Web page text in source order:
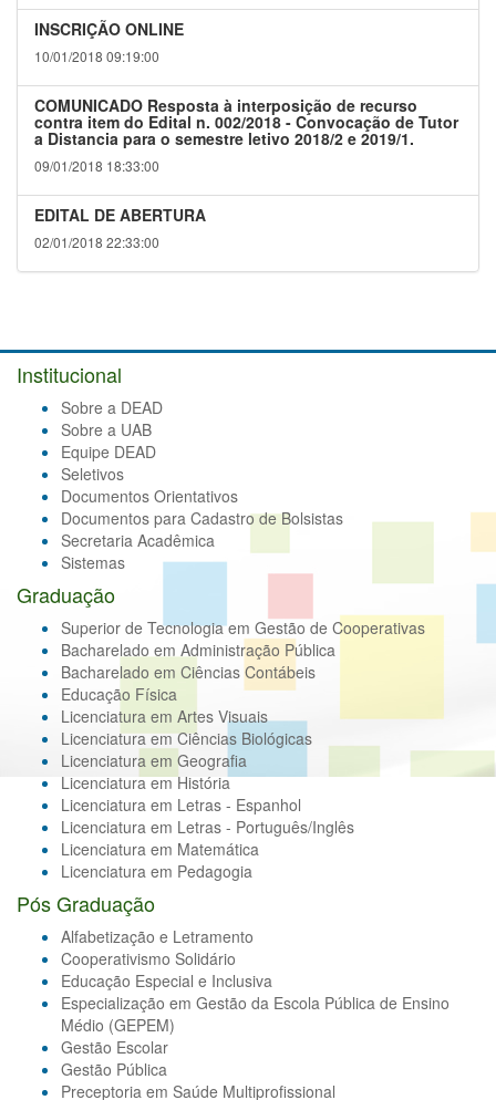
INSCRIÇÃO ONLINE
10/01/2018 09:19:00
COMUNICADO Resposta à interposição de recurso
contra item do Edital n. 002/2018 - Convocação de Tutor
a Distancia para o semestre letivo 2018/2 e 2019/1.
09/01/2018 18:33:00
EDITAL DE ABERTURA
02/01/2018 22:33:00
Institucional
Sobre a DEAD
Sobre a UAB
Equipe DEAD
Seletivos
Documentos Orientativos
Documentos para Cadastro de Bolsistas
Secretaria Acadêmica
Sistemas
Graduação
Superior de Tecnologia em Gestão de Cooperativas
Bacharelado em Administração Pública
Bacharelado em Ciências Contábeis
Educação Física
Licenciatura em Artes Visuais
Licenciatura em Ciências Biológicas
Licenciatura em Geografia
Licenciatura em História
Licenciatura em Letras - Espanhol
Licenciatura em Letras - Português/Inglês
Licenciatura em Matemática
Licenciatura em Pedagogia
Pós Graduação
Alfabetização e Letramento
Cooperativismo Solidário
Educação Especial e Inclusiva
Especialização em Gestão da Escola Pública de Ensino
Médio (GEPEM)
Gestão Escolar
Gestão Pública
Preceptoria em Saúde Multiprofissional